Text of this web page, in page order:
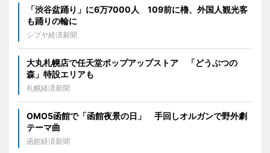
「渋谷盆踊り」に6万7000人 109前に櫓、外国人観光客
も踊りの輪に
シブヤ経済新聞
大丸札幌店で任天堂ポップアップストア 「どうぶつの
森」特設エリアも
札幌経済新聞
OMO5函館で「函館夜景の日」 手回しオルガンで野外劇
テーマ曲
函館経済新聞